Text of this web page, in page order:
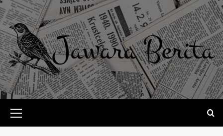
Skip
to
content
Menu